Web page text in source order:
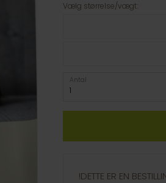
Vælg størrelse/vægt:
Antal
!DETTE ER EN